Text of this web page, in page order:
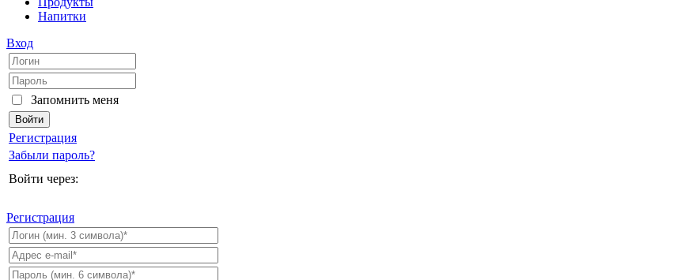
Напитки
Вход
Запомнить меня
Регистрация
Забыли пароль?
Войти через:
Регистрация